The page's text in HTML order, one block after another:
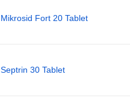
Mikrosid Fort 20 Tablet
Septrin 30 Tablet